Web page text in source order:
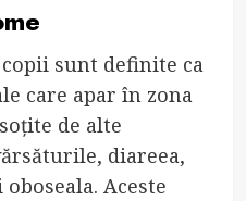
sunt definite ca
care apar în zona
de alte
diareea,
Aceste